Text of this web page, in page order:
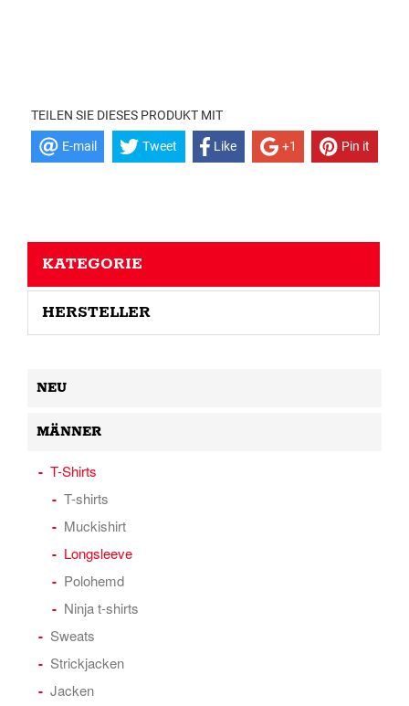
TEILEN SIE DIESES PRODUKT MIT
E-mail Tweet Like +1 Pin it
KATEGORIE
HERSTELLER
NEU
MÄNNER
T-Shirts
T-shirts
Muckishirt
Longsleeve
Polohemd
Ninja t-shirts
Sweats
Strickjacken
Jacken